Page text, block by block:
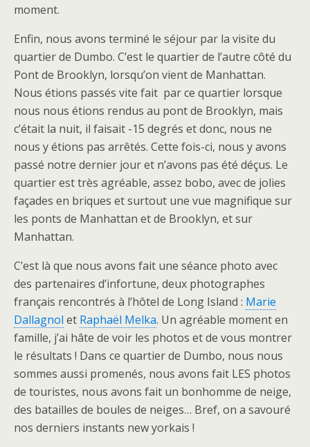
moment.
Enfin, nous avons terminé le séjour par la visite du
quartier de Dumbo. C’est le quartier de l’autre côté du
Pont de Brooklyn, lorsqu’on vient de Manhattan.
Nous étions passés vite fait par ce quartier lorsque
nous nous étions rendus au pont de Brooklyn, mais
c’était la nuit, il faisait -15 degrés et donc, nous ne
nous y étions pas arrêtés. Cette fois-ci, nous y avons
passé notre dernier jour et n’avons pas été déçus. Le
quartier est très agréable, assez bobo, avec de jolies
façades en briques et surtout une vue magnifique sur
les ponts de Manhattan et de Brooklyn, et sur
Manhattan.
C’est là que nous avons fait une séance photo avec
des partenaires d’infortune, deux photographes
français rencontrés à l’hôtel de Long Island : Marie
Dallagnol et Raphaël Melka. Un agréable moment en
famille, j’ai hâte de voir les photos et de vous montrer
le résultats ! Dans ce quartier de Dumbo, nous nous
sommes aussi promenés, nous avons fait LES photos
de touristes, nous avons fait un bonhomme de neige,
des batailles de boules de neiges… Bref, on a savouré
nos derniers instants new yorkais !